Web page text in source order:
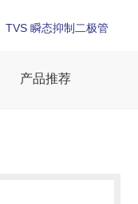
TVS 瞬态抑制二极管
产品推荐